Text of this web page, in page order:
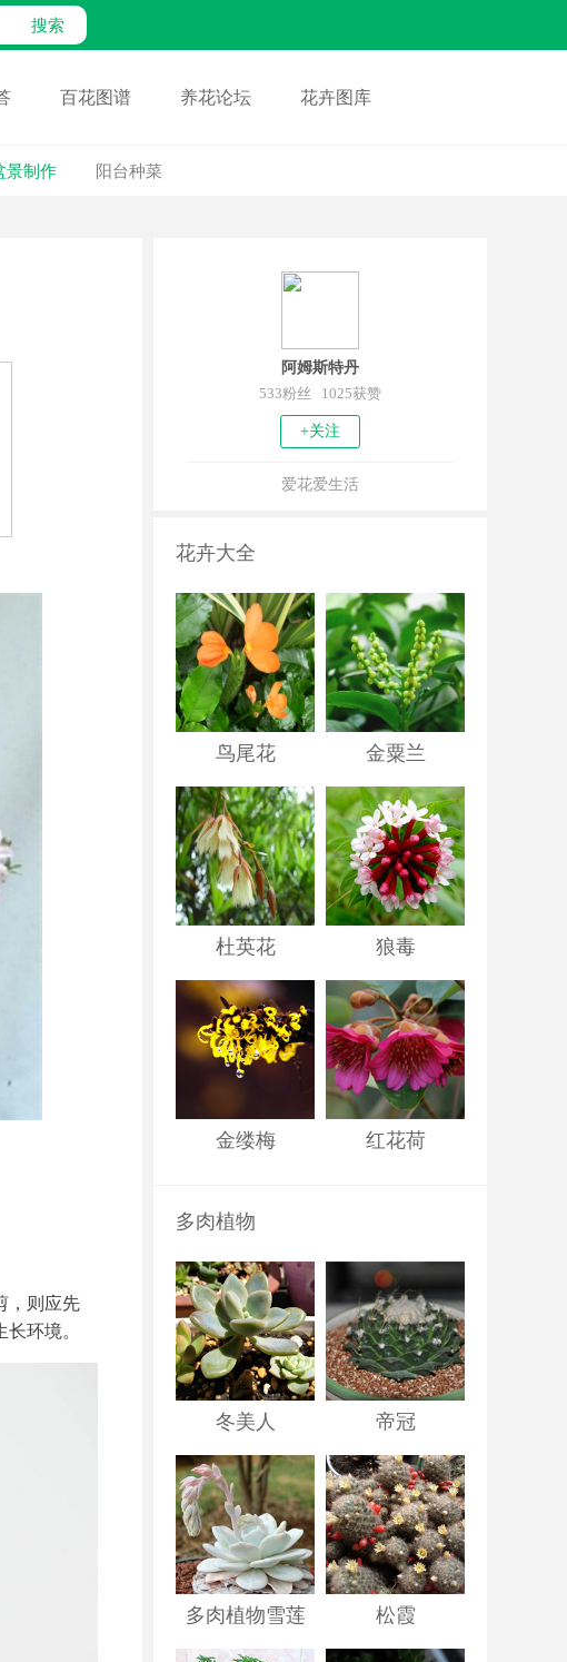
百花图谱 养花论坛 花卉图库
景制作 阳台种菜
，则应先
环境。
阿姆斯特丹
533粉丝 1025获赞
+关注
爱花爱生活
花卉大全
鸟尾花 金粟兰
杜英花 狼毒
金缕梅 红花荷
多肉植物
冬美人 帝冠
多肉植物雪莲 松霞